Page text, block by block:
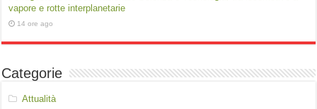
vapore e rotte interplanetarie
14 ore ago
Categorie
Attualità